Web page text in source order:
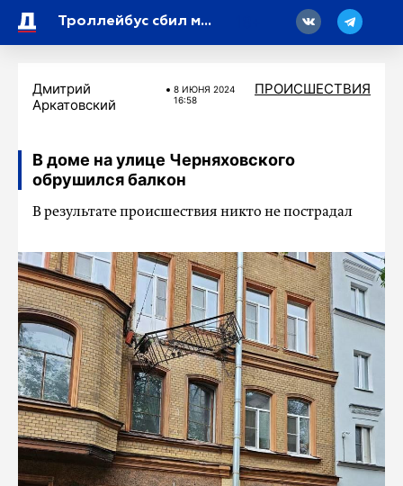
Троллейбус сбил мужчину на Невском проспекте
Дмитрий
Аркатовский
8 ИЮНЯ 2024
16:58
ПРОИСШЕСТВИЯ
В доме на улице Черняховского
обрушился балкон
В результате происшествия никто не пострадал